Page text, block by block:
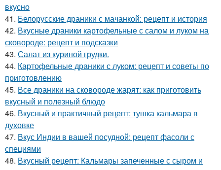
вкусно
41. Белорусские драники с мачанкой: рецепт и история
42. Вкусные драники картофельные с салом и луком на
сковороде: рецепт и подсказки
43. Салат из куриной грудки.
44. Картофельные драники с луком: рецепт и советы по
приготовлению
45. Все драники на сковороде жарят: как приготовить
вкусный и полезный блюдо
46. Вкусный и практичный рецепт: тушка кальмара в
духовке
47. Вкус Индии в вашей посудной: рецепт фасоли с
специями
48. Вкусный рецепт: Кальмары запеченные с сыром и